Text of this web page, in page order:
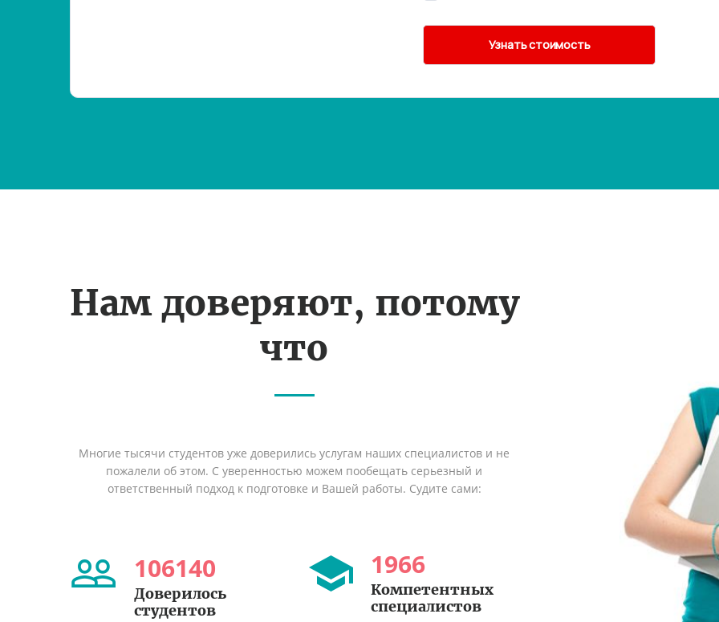
Нам доверяют, потому
что
Многие тысячи студентов уже доверились услугам наших специалистов и не
пожалели об этом. С уверенностью можем пообещать серьезный и
ответственный подход к подготовке и Вашей работы. Судите сами:
106140
Доверилось
студентов
1966
Компетентных
специалистов